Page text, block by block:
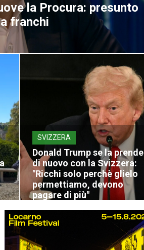
la Procura: presunto
franchi
SVIZZERA
Donald Trump se la prende
di nuovo con la Svizzera:
"Ricchi solo perchè glielo
permettiamo, devono
pagare di più"